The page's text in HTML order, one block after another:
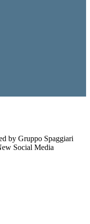
by Gruppo Spaggiari
Social Media